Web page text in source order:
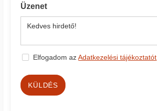
Üzenet
Elfogadom azAdatkezelési tájékoztatót
KÜLDÉS